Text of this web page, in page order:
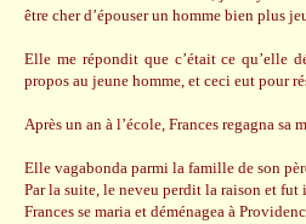
être cher d’épouser un homme bien plus
Elle me répondit que c’était ce qu’elle
propos au jeune homme, et ceci eut pour
Après un an à l’école, Frances regagna sa
Elle vagabonda parmi la famille de son
Par la suite, le neveu perdit la raison et fut
Frances se maria et déménagea à